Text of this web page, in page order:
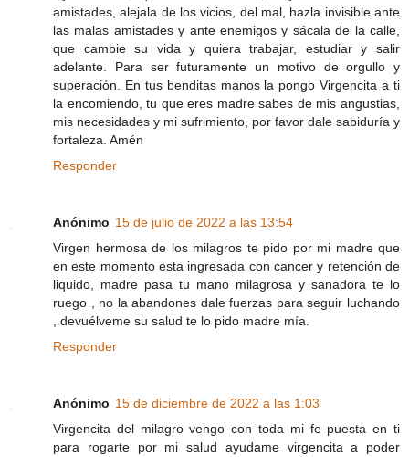
amistades, alejala de los vicios, del mal, hazla invisible ante
las malas amistades y ante enemigos y sácala de la calle,
que cambie su vida y quiera trabajar, estudiar y salir
adelante. Para ser futuramente un motivo de orgullo y
superación. En tus benditas manos la pongo Virgencita a ti
la encomiendo, tu que eres madre sabes de mis angustias,
mis necesidades y mi sufrimiento, por favor dale sabiduría y
fortaleza. Amén
Responder
Anónimo 15 de julio de 2022 a las 13:54
Virgen hermosa de los milagros te pido por mi madre que
en este momento esta ingresada con cancer y retención de
liquido, madre pasa tu mano milagrosa y sanadora te lo
ruego , no la abandones dale fuerzas para seguir luchando
, devuélveme su salud te lo pido madre mía.
Responder
Anónimo 15 de diciembre de 2022 a las 1:03
Virgencita del milagro vengo con toda mi fe puesta en ti
para rogarte por mi salud ayudame virgencita a poder